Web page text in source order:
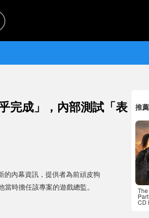
完成」，內部測試「表
的內幕資訊，提供者為前頑皮狗
時擔任該專案的遊戲總監。
推
CD